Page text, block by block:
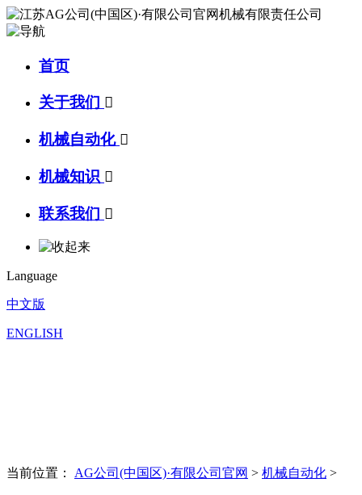
首页
关于我们 
机械自动化 
机械知识 
联系我们 
Language
中文版
ENGLISH
当前位置： AG公司(中国区)·有限公司官网 > 机械自动化 >